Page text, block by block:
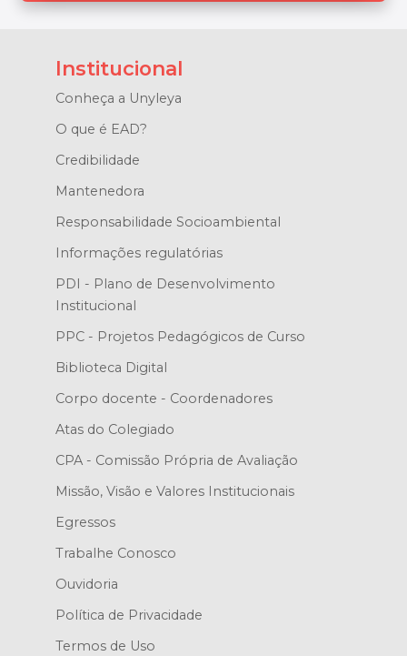
Institucional
Conheça a Unyleya
O que é EAD?
Credibilidade
Mantenedora
Responsabilidade Socioambiental
Informações regulatórias
PDI - Plano de Desenvolvimento
Institucional
PPC - Projetos Pedagógicos de Curso
Biblioteca Digital
Corpo docente - Coordenadores
Atas do Colegiado
CPA - Comissão Própria de Avaliação
Missão, Visão e Valores Institucionais
Egressos
Trabalhe Conosco
Ouvidoria
Política de Privacidade
Termos de Uso